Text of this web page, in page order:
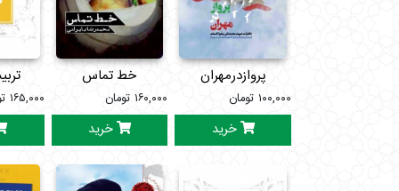
پروازدرمهران
۱۰۰,۰۰۰ تومان
خرید
خط تماس
۱۶۰,۰۰۰ تومان
خرید
۱۶۵,۰۰۰